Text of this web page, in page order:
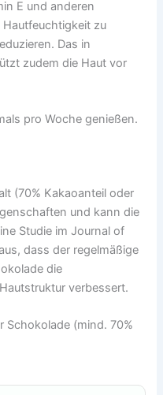
E und anderen
zu
Das in
zudem die Haut vor
pro Woche genießen.
(70% Kakaoanteil oder
und kann die
Studie im Journal of
dass der regelmäßige
die
verbessert.
Schokolade (mind. 70%